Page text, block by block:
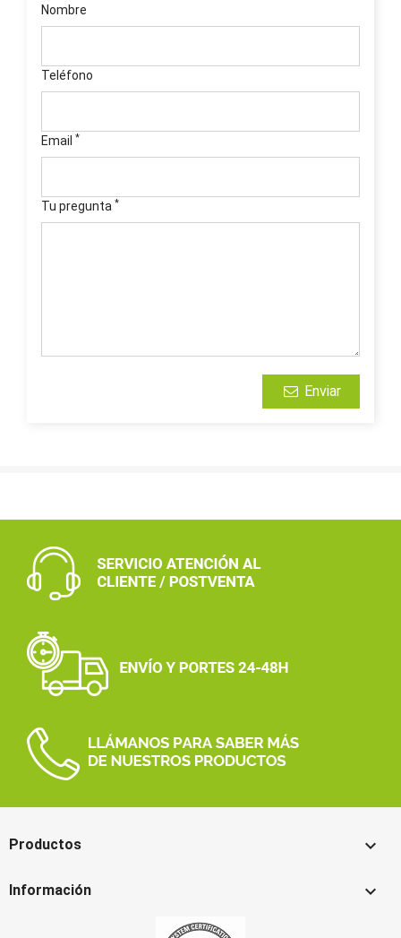
Nombre
Teléfono
Email *
Tu pregunta *
Enviar
Productos 
Información 